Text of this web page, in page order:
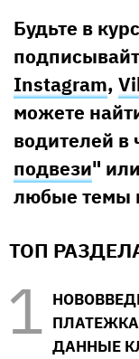
Будьте в
Instagram,
можете
водителей в
подвези"
любые темы
ТОП
ДАННЫЕ